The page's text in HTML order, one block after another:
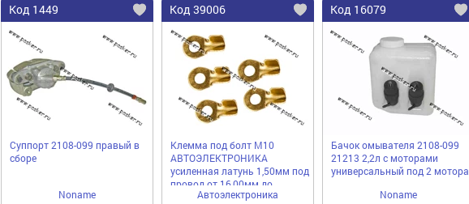
Код 1449
Суппорт 2108-099 правый в
сборе
Noname
Код 39006
Клемма под болт М10
АВТОЭЛЕКТРОНИКА
усиленная латунь 1,50мм под
провод от 16,00мм до
25,00ммАвтоэлектроника
Код 16079
Бачок омывателя 2108-099
21213 2,2л с моторами
универсальный под 2 мотора
Noname